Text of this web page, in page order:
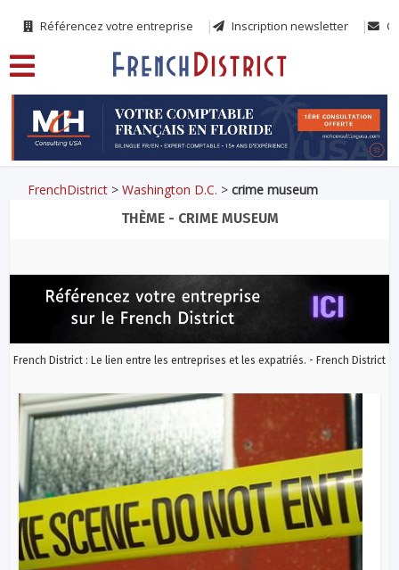
Référencez votre entreprise Inscription newsletter
FrenchDistrict >Washington D.C. >crime museum
THÈME - CRIME MUSEUM
French District : Le lien entre les entreprises et les expatriés. - French District